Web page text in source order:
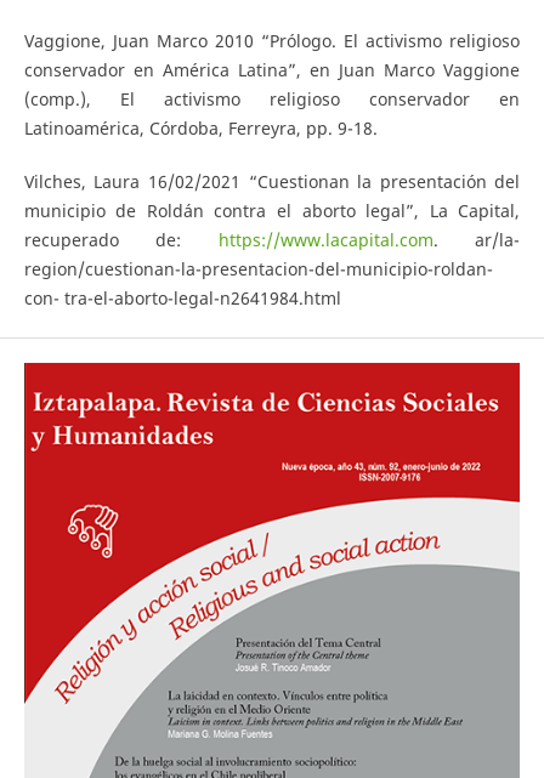
Vaggione, Juan Marco 2010 “Prólogo. El activismo religioso
conservador en América Latina”, en Juan Marco Vaggione
(comp.), El activismo religioso conservador en
Latinoamérica, Córdoba, Ferreyra, pp. 9-18.
Vilches, Laura 16/02/2021 “Cuestionan la presentación del
municipio de Roldán contra el aborto legal”, La Capital,
recuperado de: https://www.lacapital.com. ar/la-
region/cuestionan-la-presentacion-del-municipio-roldan-
con- tra-el-aborto-legal-n2641984.html